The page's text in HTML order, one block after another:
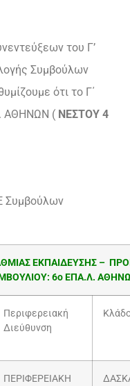
του Γ’
Συμβούλων
ότι το Γ΄
ΑΘΗΝΩΝ ( ΝΕΣΤΟΥ 4
Συμβούλων
ΕΚΠΑΙΔΕΥΣΗΣ –
6ο ΕΠΑ.Λ.
Περιφερειακή
Διεύθυνση
ΠΕΡΙΦΕΡΕΙΑΚΗ